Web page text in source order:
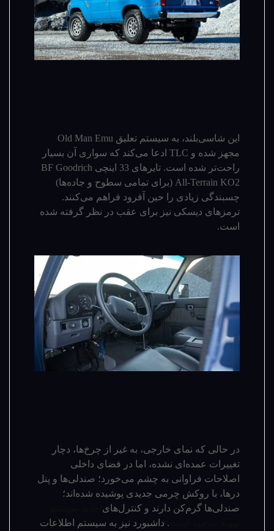
این شاسی‌بلند، به سیستم تعلیق Old Man Emu
مجهز شده و TLC ادعا می‌کند که سواری آن بسیار
راحت‌تر شده است. تایرهای 33 اینچی BF Goodrich
All-Terrain KO2 (برای تمامی سطوح و جاده‌ها)
چسبندگی زیادی را حین آفرود فراهم می‌کنند.
ترمز‌های دیسکی نیز برای عقب در نظر گرفته شده
است.
در حالی که نمای خارجی، به غیر از چرخ‌ها، دچار
تغییرات عمده‌ای نشده‌، اما در فضای داخلی
اصلاحات فراوانی به چشم می‌خورد؛ صندلی‌ها و پنل
درها، با روکش چرمی جدیدی پوشیده شده‌اند؛
صندلی‌ها گرم‌کن دارند و کنترل‌های
. داشبورد نیز به سیستم اطلاعات